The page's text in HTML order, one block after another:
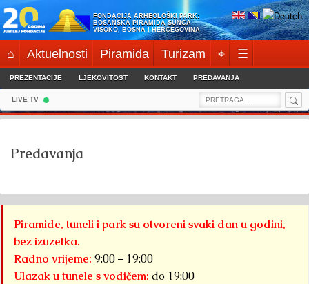
Skip
to
content
FONDACIJA ARHEOLOŠKI PARK:
BOSANSKA PIRAMIDA SUNCA
VISOKO, BOSNA I HERCEGOVINA
⌂ Aktuelnosti Piramida Turizam ⌖ ☰
PREZENTACIJE LJEKOVITOST KONTAKT PREDAVANJA
LIVE TV
Search
for:
Predavanja
Piramide, tuneli i park su otvoreni svaki dan u godini,
bez izuzetka.
Radno vrijeme: 9:00 – 19:00
Ulazak u tunele s vodičem: do 19:00